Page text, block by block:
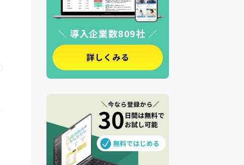
＼ 導入企業数809社 ／